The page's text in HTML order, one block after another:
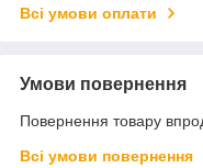
Всі умови оплати
Умови повернення
Повернення товару
Всі умови повернення